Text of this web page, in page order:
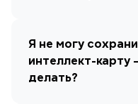
Я не могу
интеллект-карту
делать?